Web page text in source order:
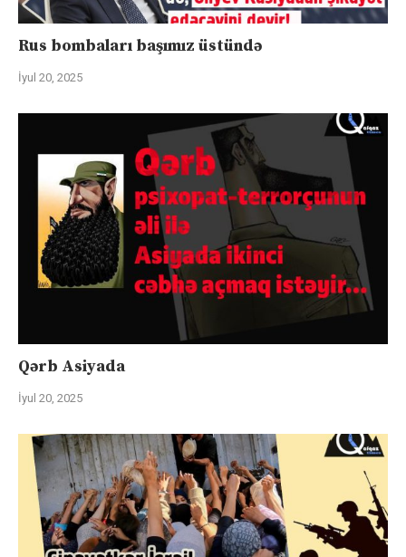
Rus bombaları başımız üstündə
İyul 20, 2025
Qərb Asiyada
İyul 20, 2025